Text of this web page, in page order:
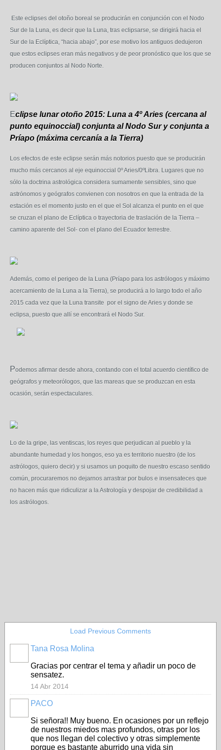
Este eclipses del otoño boreal se producirán en conjunción con el Nodo
Sur de la Luna, es decir que la Luna, tras eclipsarse, se dirigirá hacia el
Sur de la Eclíptica, “hacia abajo”, por ese motivo los antiguos dedujeron
que estos eclipses eran más negativos y de peor pronóstico que los que se
producen conjuntos al Nodo Norte.
Eclipse lunar otoño 2015: Luna a 4º Aries (cercana al
punto equinoccial) conjunta al Nodo Sur y conjunta a
Príapo (máxima cercanía a la Tierra)
Los efectos de este eclipse serán más notorios puesto que se producirán
mucho más cercanos al eje equinoccial 0º Aries/0ºLibra. Lugares que no
sólo la doctrina astrológica considera sumamente sensibles, sino que
astrónomos y geógrafos convienen con nosotros en que la entrada de la
estación es el momento justo en el que el Sol alcanza el punto en el que
se cruzan el plano de Eclíptica o trayectoria de traslación de la Tierra –
camino aparente del Sol- con el plano del Ecuador terrestre.
Además, como el perigeo de la Luna (Príapo para los astrólogos y máximo
acercamiento de la Luna a la Tierra), se producirá a lo largo todo el año
2015 cada vez que la Luna transite por el signo de Aries y donde se
eclipsa, puesto que allí se encontrará el Nodo Sur.
Podemos afirmar desde ahora, contando con el total acuerdo científico de
geógrafos y meteorólogos, que las mareas que se produzcan en esta
ocasión, serán espectaculares.
Lo de la gripe, las ventiscas, los reyes que perjudican al pueblo y la
abundante humedad y los hongos, eso ya es territorio nuestro (de los
astrólogos, quiero decir) y si usamos un poquito de nuestro escaso sentido
común, procuraremos no dejarnos arrastrar por bulos e insensateces que
no hacen más que ridiculizar a la Astrología y despojar de credibilidad a
los astrólogos.
Load Previous Comments
Tana Rosa Molina
Gracias por centrar el tema y añadir un poco de
sensatez.
14 Abr 2014
PACO
Si señora!! Muy bueno. En ocasiones por un reflejo
de nuestros miedos mas profundos, otras por los
que nos llegan del colectivo y otras simplemente
porque es bastante aburrido una vida sin